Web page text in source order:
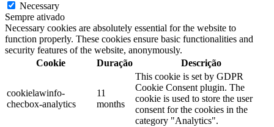
Necessary
Sempre ativado
Necessary cookies are absolutely essential for the website to
function properly. These cookies ensure basic functionalities and
security features of the website, anonymously.
Cookie
Duração Descrição
cookielawinfo-
checbox-analytics
11
months
This cookie is set by GDPR
Cookie Consent plugin. The
cookie is used to store the user
consent for the cookies in the
category "Analytics".